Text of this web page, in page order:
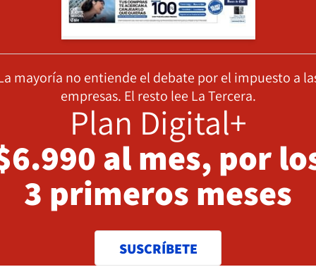
mayoría no entiende el debate por el impuesto a
empresas. El resto lee La Tercera.
Plan Digital+
al mes, por
3 primeros meses
SUSCRÍBETE